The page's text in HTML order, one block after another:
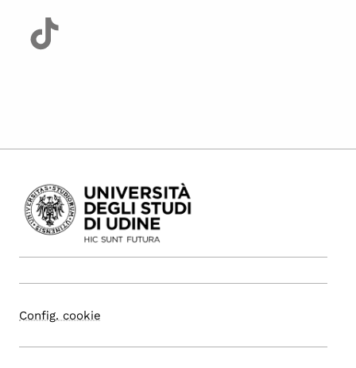
Config. cookie